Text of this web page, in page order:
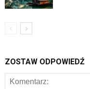
ZOSTAW ODPOWIEDŹ